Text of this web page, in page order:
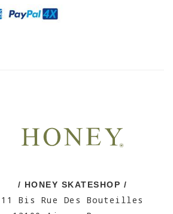
/ HONEY SKATESHOP /
11 Bis Rue Des Bouteilles